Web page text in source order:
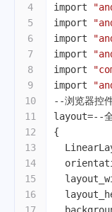
4
5
6
7
8
9
10
11
12
13
14
15
16
import
import
import
import
import
import
--浏览器控
layout=--
{